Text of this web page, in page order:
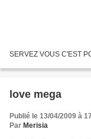
SERVEZ VOUS C'EST
love mega
Publié le 13/04/2009 à
Par Merisia